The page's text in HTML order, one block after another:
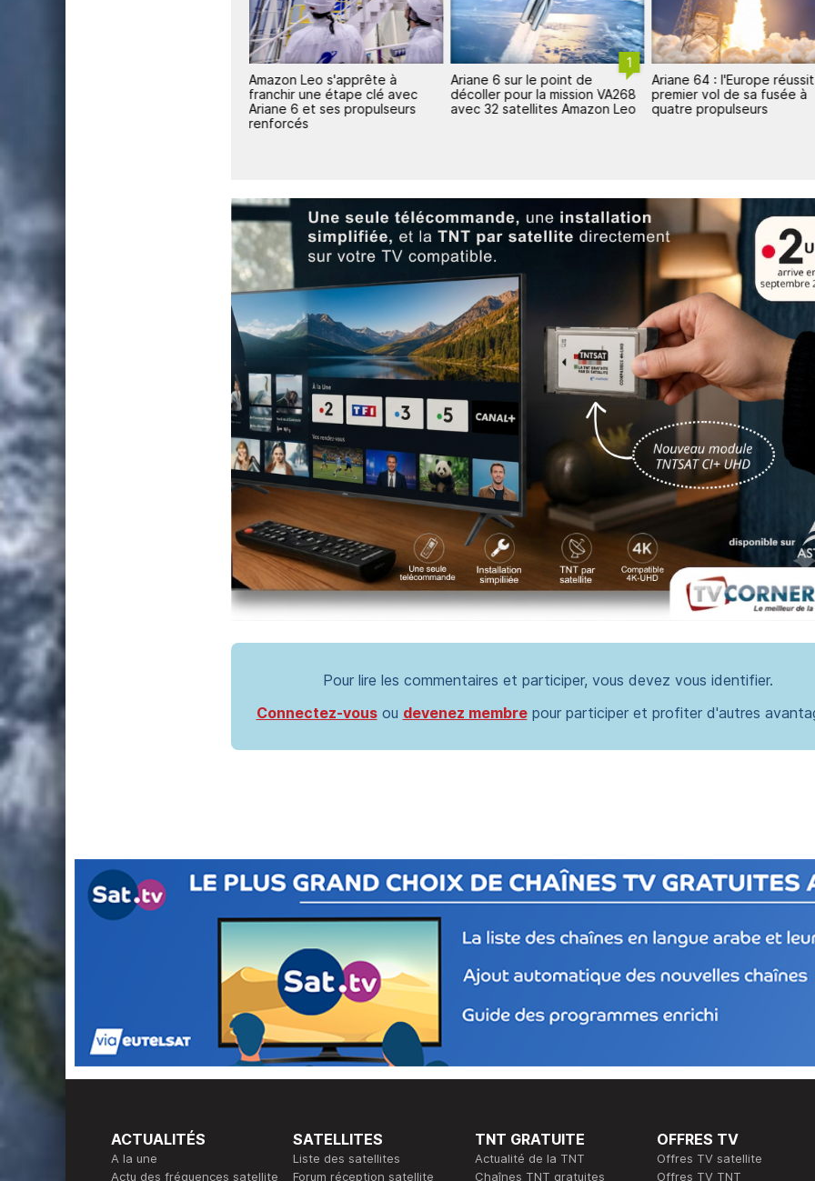
Amazon Leo s'apprête à
franchir une étape clé avec
Ariane 6 et ses propulseurs
renforcés
1
Ariane 6 sur le point de
décoller pour la mission VA268
avec 32 satellites Amazon Leo
Ariane 64 : l'Europe
premier vol de sa fusée à
quatre propulseurs
Pour lire les commentaires et participer, vous devez vous identifier.
Connectez-vousou devenez membrepour participer et profiter d'autres
ACTUALITÉS
A la une
Actu des fréquences satellite
SATELLITES
Liste des satellites
Forum réception satellite
TNT GRATUITE
Actualité de la TNT
Chaînes TNT gratuites
OFFRES TV
Offres TV satellite
Offres TV TNT